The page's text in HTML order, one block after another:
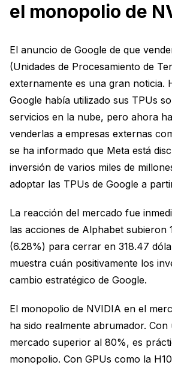
el monopolio de
El anuncio de Google de que
(Unidades de Procesamiento de
externamente es una gran noticia.
Google había utilizado sus TPUs
servicios en la nube, pero ahora
venderlas a empresas externas
se ha informado que Meta está
inversión de varios miles de
adoptar las TPUs de Google a
La reacción del mercado fue
las acciones de Alphabet subieron
(6.28%) para cerrar en 318.47
muestra cuán positivamente los
cambio estratégico de Google.
El monopolio de NVIDIA en el
ha sido realmente abrumador. Con
mercado superior al 80%, es
monopolio. Con GPUs como la